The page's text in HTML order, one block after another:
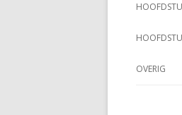
OVERIG